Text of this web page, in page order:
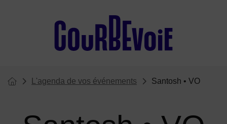
Vous êtes ici :
Page d'accueil du site
L'agenda de vos événements Santosh • VO